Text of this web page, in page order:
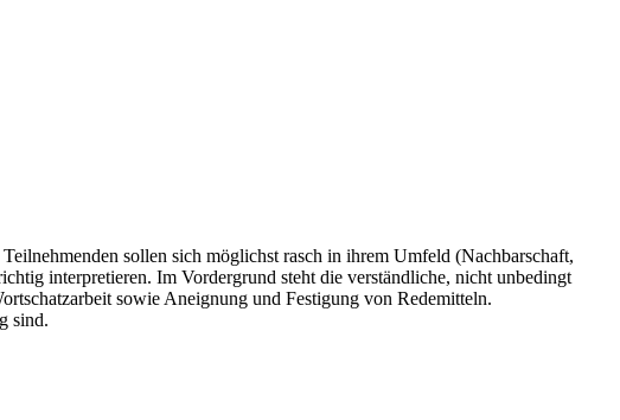
sollen sich möglichst rasch in ihrem Umfeld (Nachbarschaft,
interpretieren. Im Vordergrund steht die verständliche, nicht unbedingt
sowie Aneignung und Festigung von Redemitteln.
sind.